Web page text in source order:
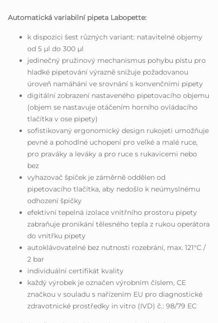
Automatická variabilní pipeta Labopette:
k dispozici šest různých variant: natavitelné objemy
od 5 µl do 300 µl
jedinečný pružinový mechanismus pohybu pístu pro
hladké pipetování výrazně snižuje požadovanou
úroveň namáhání ve srovnání s konvenčními pipety
digitální zobrazení nastaveného pipetovacího objemu
(objem se nastavuje otáčením horního ovládacího
tlačítka v ose pipety)
sofistikovaný ergonomický design rukojeti umožňuje
pevné a pohodlné uchopení pro velké a malé ruce,
pro praváky a leváky a pro ruce s rukavicemi nebo
bez
vyhazovač špiček je záměrně oddělen od
pipetovacího tlačítka, aby nedošlo k neúmyslnému
odhození špičky
efektivní tepelná izolace vnitřního prostoru pipety
zabraňuje pronikání tělesného tepla z rukou operátora
do vnitřku pipety
autoklávovatelné bez nutnosti rozebrání, max. 121°C /
2 bar
individuální certifikát kvality
každý výrobek je označen výrobním číslem, CE
značkou v souladu s nařízením EU pro diagnostické
zdravotnické prostředky in vitro (IVD) č.: 98/79 EC